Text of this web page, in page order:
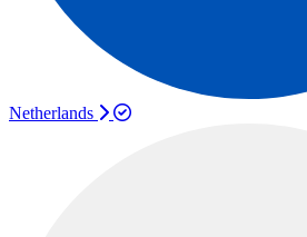
Netherlands